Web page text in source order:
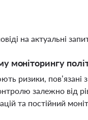
на актуальні
моніторингу
ризики, пов’язані
залежно від
та постійний